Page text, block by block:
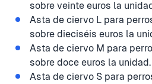
sobre veinte euros la
Asta de ciervo L para
sobre dieciséis euros la
Asta de ciervo M para
sobre doce euros la unidad.
Asta de ciervo S para